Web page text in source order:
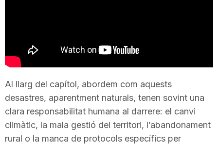
r
a
Al llarg del capítol, abordem com aquests
desastres, aparentment naturals, tenen sovint una
clara responsabilitat humana al darrere: el canvi
climàtic, la mala gestió del territori, l’abandonament
rural o la manca de protocols específics per